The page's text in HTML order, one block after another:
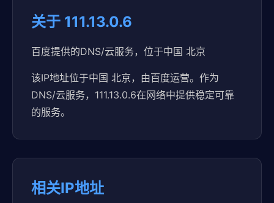
关于 111.13.0.6
百度提供的DNS/云服务，位于中国 北京
该IP地址位于中国 北京，由百度运营。作为
DNS/云服务，111.13.0.6在网络中提供稳定可靠
的服务。
相关IP地址